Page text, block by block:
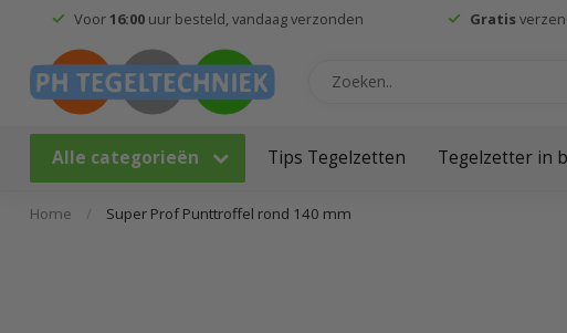
Voor16:00uur besteld, vandaag verzonden Gratis
Alle categorieën Tips Tegelzetten Tegelzetter in
Home / Super Prof Punttroffel rond 140 mm